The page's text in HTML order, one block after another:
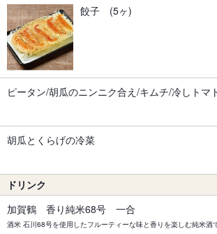
餃子 (5ヶ)
ピータン/胡瓜のニンニク合え/キムチ/冷しト
胡瓜とくらげの冷菜
ドリンク
加賀鶴 香り純米68号 一合
酒米 石川68号を使用したフルーティーな味と香りを楽しむ純米酒で